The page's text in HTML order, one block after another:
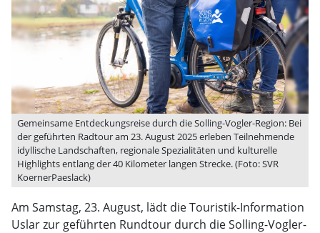
Gemeinsame Entdeckungsreise durch die Solling-Vogler-Region: Bei
der geführten Radtour am 23. August 2025 erleben Teilnehmende
idyllische Landschaften, regionale Spezialitäten und kulturelle
Highlights entlang der 40 Kilometer langen Strecke. (Foto: SVR
KoernerPaeslack)
Am Samstag, 23. August, lädt die Touristik-Information
Uslar zur geführten Rundtour durch die Solling-Vogler-